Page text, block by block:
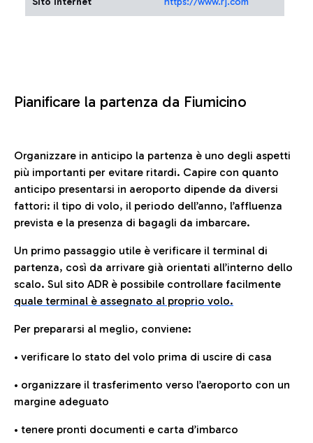
Pianificare la partenza da Fiumicino
Organizzare in anticipo la partenza è uno degli aspetti
più importanti per evitare ritardi. Capire con quanto
anticipo presentarsi in aeroporto dipende da diversi
fattori: il tipo di volo, il periodo dell’anno, l’affluenza
prevista e la presenza di bagagli da imbarcare.
Un primo passaggio utile è verificare il terminal di
partenza, così da arrivare già orientati all’interno dello
scalo. Sul sito ADR è possibile controllare facilmente
quale terminal è assegnato al proprio volo.
Per prepararsi al meglio, conviene:
• verificare lo stato del volo prima di uscire di casa
• organizzare il trasferimento verso l’aeroporto con un
margine adeguato
• tenere pronti documenti e carta d’imbarco